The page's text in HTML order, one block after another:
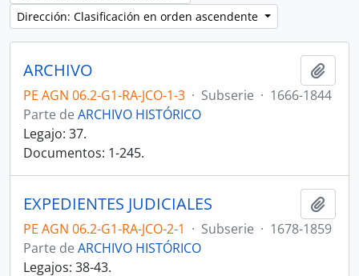
Dirección: Clasificación en orden ascendente
ARCHIVO
PE AGN 06.2-G1-RA-JCO-1-3 · Subserie · 1666-1844
Parte de ARCHIVO HISTÓRICO
Legajo: 37.
Documentos: 1-245.
EXPEDIENTES JUDICIALES
PE AGN 06.2-G1-RA-JCO-2-1 · Subserie · 1678-1859
Parte de ARCHIVO HISTÓRICO
Legajos: 38-43.